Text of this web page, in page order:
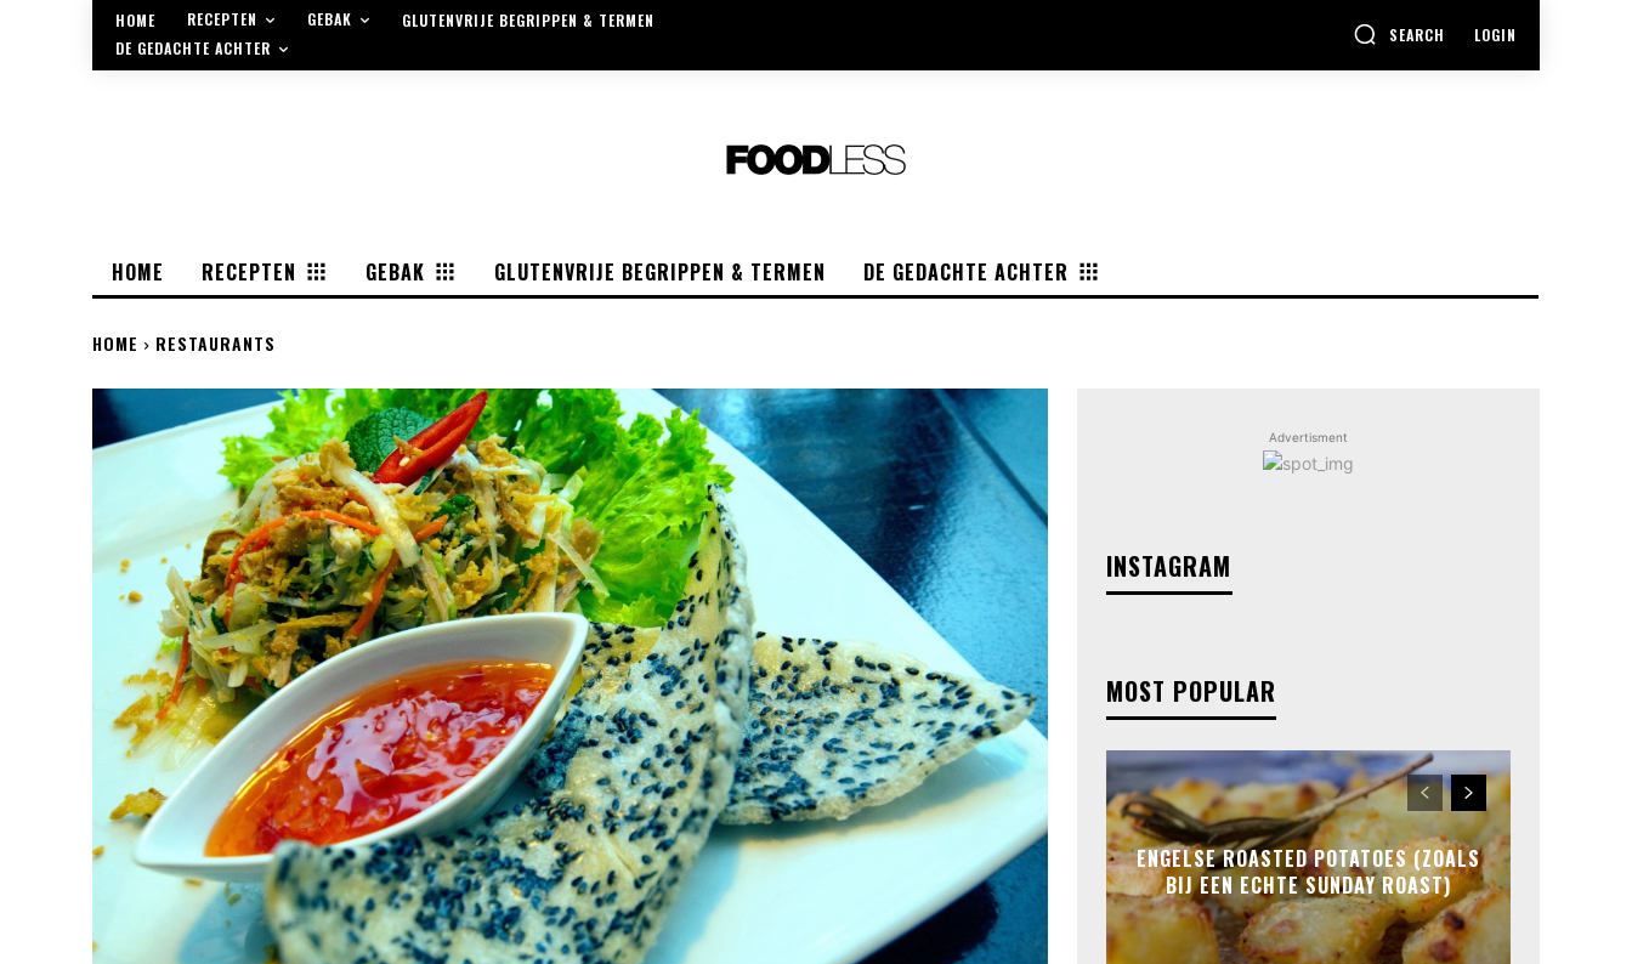
HOME RECEPTEN GEBAK
GLUTENVRIJE BEGRIPPEN & TERMEN
DE GEDACHTE ACHTER
SEARCH LOGIN
HOME RECEPTEN GEBAK GLUTENVRIJE BEGRIPPEN & TERMEN DE GEDACHTE ACHTER
HOME RESTAURANTS
Advertisment
INSTAGRAM
MOST POPULAR
ENGELSE ROASTED POTATOES (ZOALS
BIJ EEN ECHTE SUNDAY ROAST)